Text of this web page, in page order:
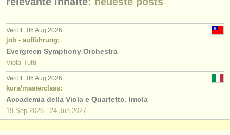
anzeige veröffentlichen
find out about ourATS
ATSfaq
einloggen
Veröff.: 06 Aug 2026
job - aufführung:
Evergreen Symphony Orchestra
Viola Tutti
Veröff.: 06 Aug 2026
kurs/masterclass:
Accademia della Viola e Quartetto. Imola
19 Sep 2026 - 24 Jun 2027